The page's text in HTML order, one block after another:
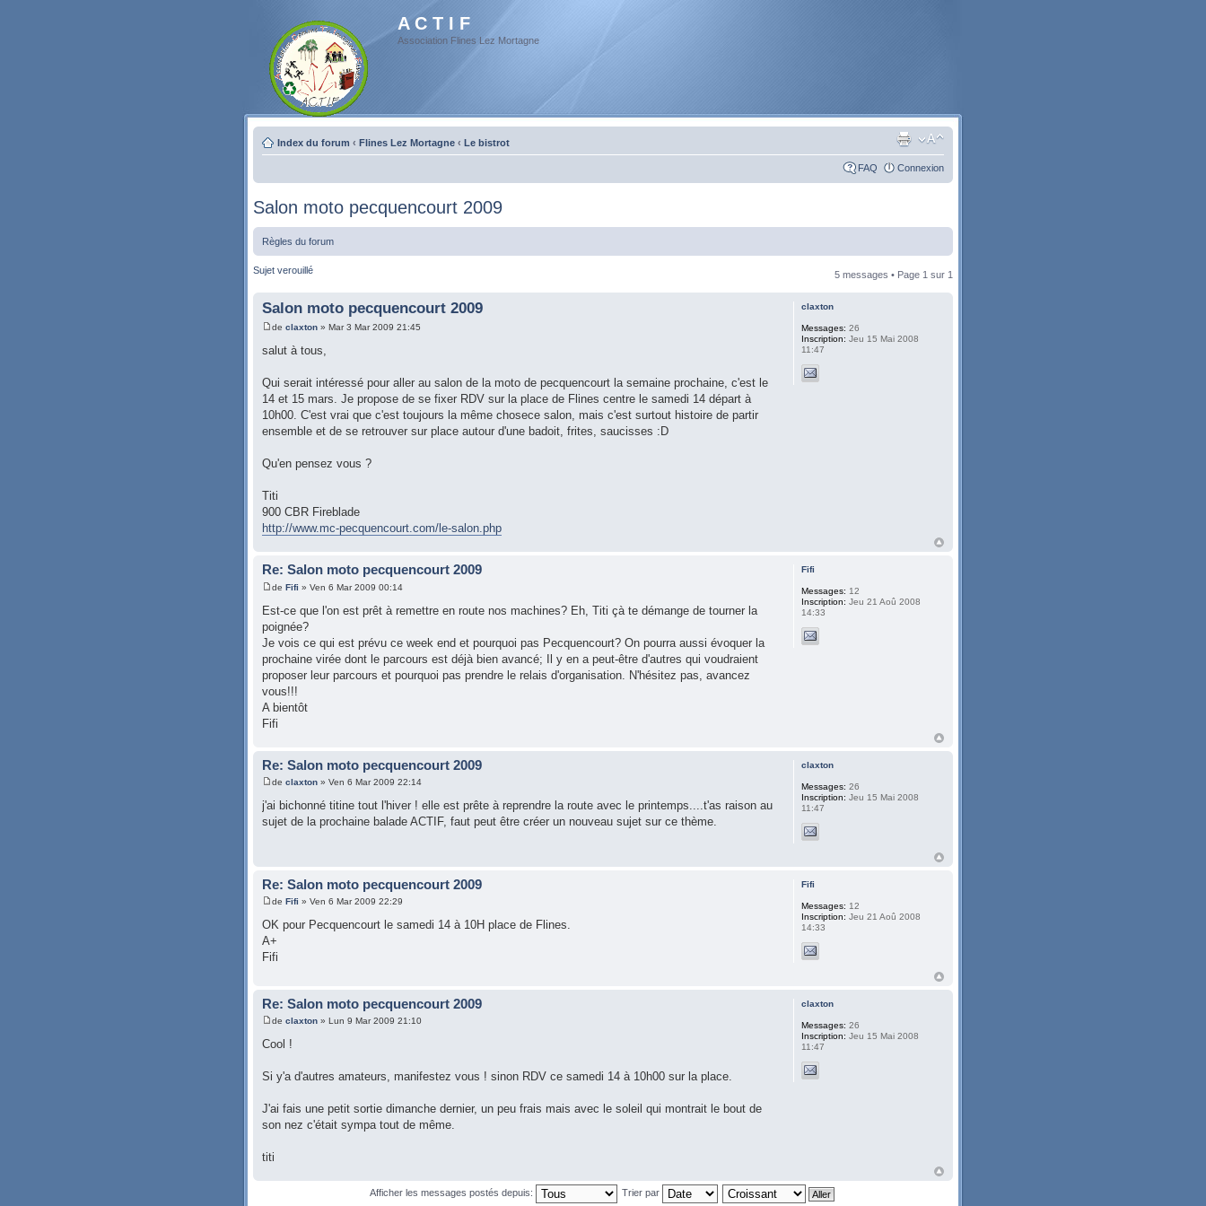
A C T I F
Association Flines Lez Mortagne
Index du forum ‹ Flines Lez Mortagne ‹ Le bistrot
FAQ Connexion
Salon moto pecquencourt 2009
Règles du forum
Sujet verouillé 5 messages • Page 1 sur 1
Salon moto pecquencourt 2009
de claxton » Mar 3 Mar 2009 21:45
salut à tous,
Qui serait intéressé pour aller au salon de la moto de pecquencourt la semaine prochaine, c'est le
14 et 15 mars. Je propose de se fixer RDV sur la place de Flines centre le samedi 14 départ à
10h00. C'est vrai que c'est toujours la même chosece salon, mais c'est surtout histoire de partir
ensemble et de se retrouver sur place autour d'une badoit, frites, saucisses :D
Qu'en pensez vous ?
Titi
900 CBR Fireblade
http://www.mc-pecquencourt.com/le-salon.php
claxton
Messages: 26
Inscription: Jeu 15 Mai 2008
11:47
Re: Salon moto pecquencourt 2009
de Fifi » Ven 6 Mar 2009 00:14
Est-ce que l'on est prêt à remettre en route nos machines? Eh, Titi çà te démange de tourner la
poignée?
Je vois ce qui est prévu ce week end et pourquoi pas Pecquencourt? On pourra aussi évoquer la
prochaine virée dont le parcours est déjà bien avancé; Il y en a peut-être d'autres qui voudraient
proposer leur parcours et pourquoi pas prendre le relais d'organisation. N'hésitez pas, avancez
vous!!!
A bientôt
Fifi
Fifi
Messages: 12
Inscription: Jeu 21 Aoû 2008
14:33
Re: Salon moto pecquencourt 2009
de claxton » Ven 6 Mar 2009 22:14
j'ai bichonné titine tout l'hiver ! elle est prête à reprendre la route avec le printemps....t'as raison au
sujet de la prochaine balade ACTIF, faut peut être créer un nouveau sujet sur ce thème.
claxton
Messages: 26
Inscription: Jeu 15 Mai 2008
11:47
Re: Salon moto pecquencourt 2009
de Fifi » Ven 6 Mar 2009 22:29
OK pour Pecquencourt le samedi 14 à 10H place de Flines.
A+
Fifi
Fifi
Messages: 12
Inscription: Jeu 21 Aoû 2008
14:33
Re: Salon moto pecquencourt 2009
de claxton » Lun 9 Mar 2009 21:10
Cool !
Si y'a d'autres amateurs, manifestez vous ! sinon RDV ce samedi 14 à 10h00 sur la place.
J'ai fais une petit sortie dimanche dernier, un peu frais mais avec le soleil qui montrait le bout de
son nez c'était sympa tout de même.
titi
claxton
Messages: 26
Inscription: Jeu 15 Mai 2008
11:47
Afficher les messages postés depuis: Trier par